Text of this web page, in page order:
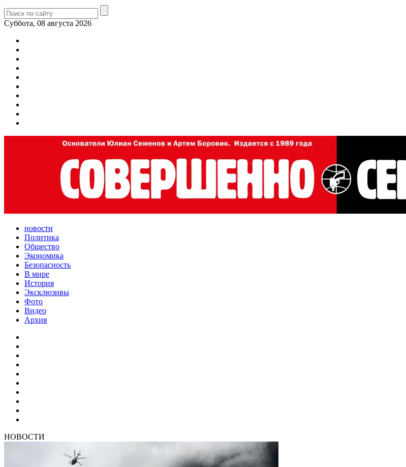
Суббота, 08 августа 2026
новости
Политика
Общество
Экономика
Безопасность
В мире
История
Эксклюзивы
Фото
Видео
Архив
НОВОСТИ